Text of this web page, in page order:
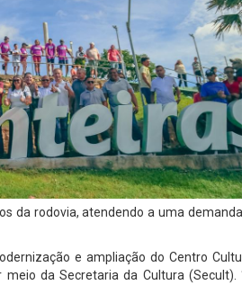
da rodovia, atendendo a uma
e ampliação do Centro
da Secretaria da Cultura